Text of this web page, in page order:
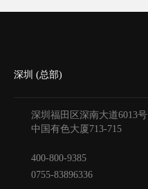
深圳 (总部)
深圳福田区深南大道6013号
中国有色大厦 713-715
400-800-9385
0755-83896336